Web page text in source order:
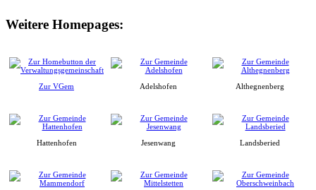
Weitere Homepages:
Zur VGem Adelshofen Althegnenberg
Hattenhofen Jesenwang Landsberied